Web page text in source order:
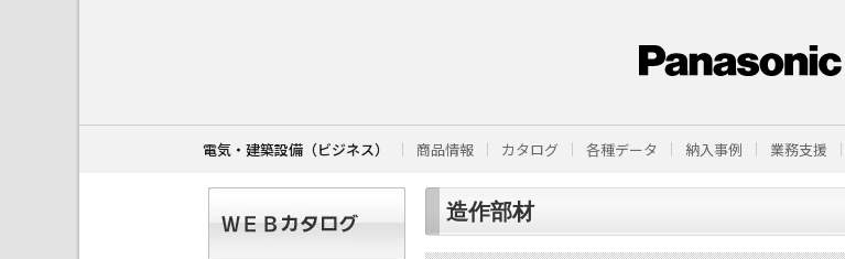
電気・建築設備（ビジネス） 商品情報 カタログ 各種データ 納入事例 業務支援
造作部材